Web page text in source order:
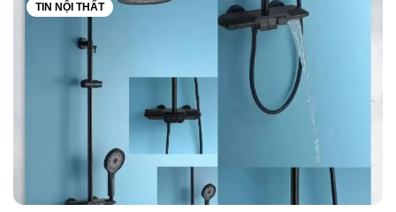
TIN NỘI THẤT